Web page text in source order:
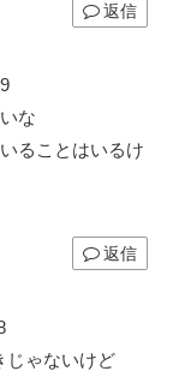
返信
な
ることはいるけ
返信
じゃないけど